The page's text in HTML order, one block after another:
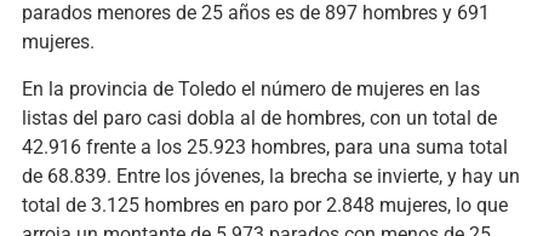
parados menores de 25 años es de 897 hombres y 691
mujeres.
En la provincia de Toledo el número de mujeres en las
listas del paro casi dobla al de hombres, con un total de
42.916 frente a los 25.923 hombres, para una suma total
de 68.839. Entre los jóvenes, la brecha se invierte, y hay un
total de 3.125 hombres en paro por 2.848 mujeres, lo que